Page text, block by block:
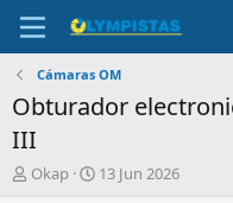
Cámaras OM
Obturador
III
IOkap
F13 Jun 2026